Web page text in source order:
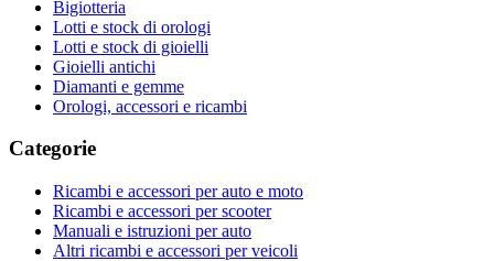
Bigiotteria
Lotti e stock di orologi
Lotti e stock di gioielli
Gioielli antichi
Diamanti e gemme
Orologi, accessori e ricambi
Categorie
Ricambi e accessori per auto e moto
Ricambi e accessori per scooter
Manuali e istruzioni per auto
Altri ricambi e accessori per veicoli